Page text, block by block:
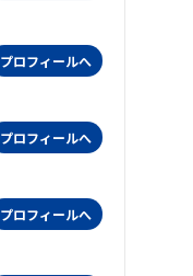
プロフィールへ
プロフィールへ
プロフィールへ